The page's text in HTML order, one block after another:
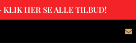
KLIK HER SE ALLE TILBUD!